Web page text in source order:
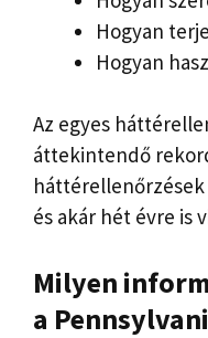
Hogyan
Hogyan
Az egyes
áttekintendő
és akár hét évre is
Milyen
a